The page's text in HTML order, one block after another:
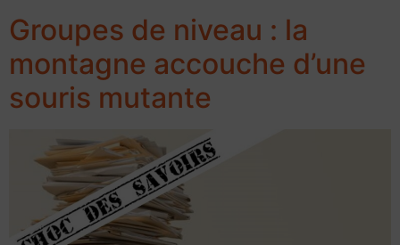
Groupes de niveau : la
montagne accouche d’une
souris mutante